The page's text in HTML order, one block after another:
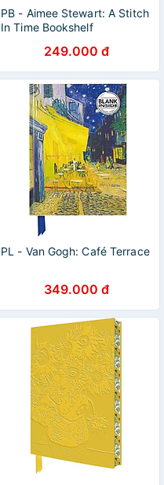
PB - Aimee Stewart: A Stitch
In Time Bookshelf
249.000 đ
PL - Van Gogh: Café Terrace
349.000 đ